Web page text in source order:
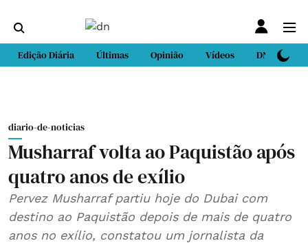
Edição Diária Últimas Opinião Vídeos DN Sport
diario-de-noticias
Musharraf volta ao Paquistão após
quatro anos de exílio
Pervez Musharraf partiu hoje do Dubai com
destino ao Paquistão depois de mais de quatro
anos no exílio, constatou um jornalista da